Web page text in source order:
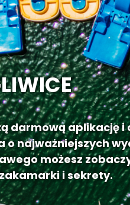
darmową aplikację i
o najważniejszych
możesz
i sekrety.